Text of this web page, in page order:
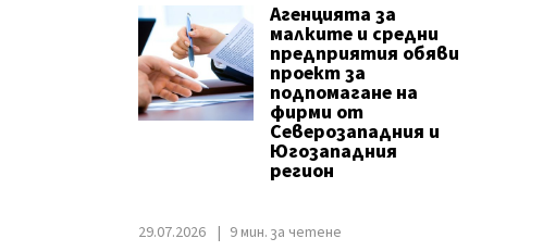
Агенцията за
малките и средни
предприятия обяви
проект за
подпомагане на
фирми от
Северозападния и
Югозападния
регион
29.07.2026 9 мин. за четене